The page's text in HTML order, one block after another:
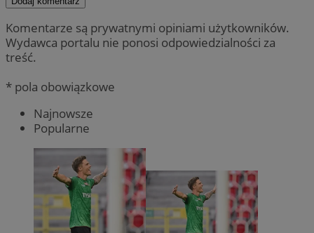
Komentarze są prywatnymi opiniami użytkowników.
Wydawca portalu nie ponosi odpowiedzialności za
treść.
* pola obowiązkowe
Najnowsze
Popularne